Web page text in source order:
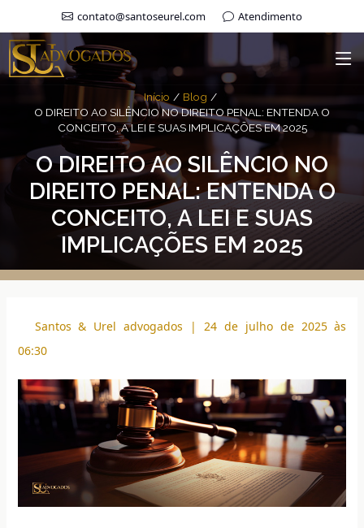
contato@santoseurel.com Atendimento
Início
Blog
O DIREITO AO SILÊNCIO NO DIREITO PENAL: ENTENDA O
CONCEITO, A LEI E SUAS IMPLICAÇÕES EM 2025
O DIREITO AO SILÊNCIO NO
DIREITO PENAL: ENTENDA O
CONCEITO, A LEI E SUAS
IMPLICAÇÕES EM 2025
Santos & Urel advogados | 24 de julho de 2025 às
06:30